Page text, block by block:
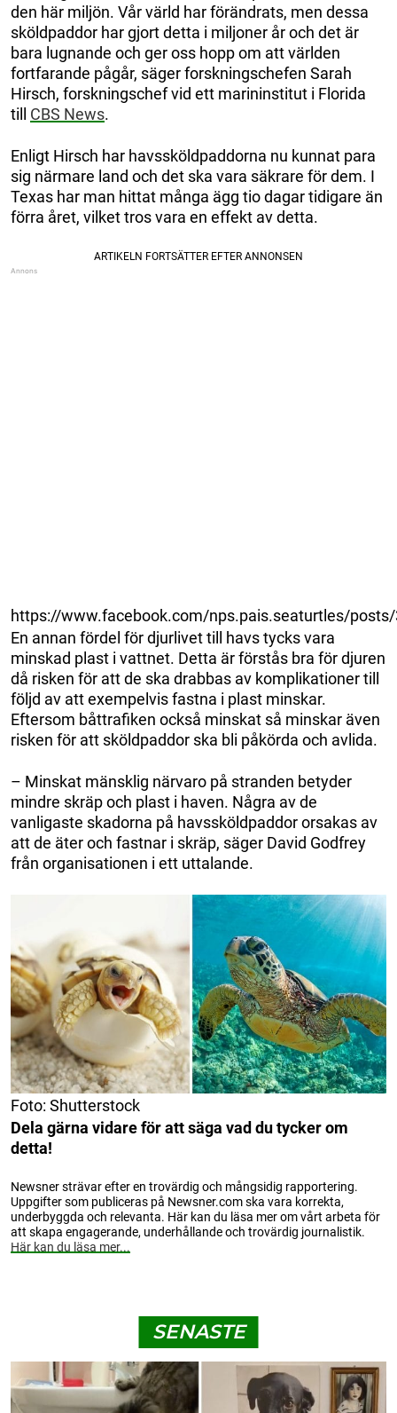
den här miljön. Vår värld har förändrats, men dessa
sköldpaddor har gjort detta i miljoner år och det är
bara lugnande och ger oss hopp om att världen
fortfarande pågår, säger forskningschefen Sarah
Hirsch, forskningschef vid ett marininstitut i Florida
till CBS News.
Enligt Hirsch har havssköldpaddorna nu kunnat para
sig närmare land och det ska vara säkrare för dem. I
Texas har man hittat många ägg tio dagar tidigare än
förra året, vilket tros vara en effekt av detta.
https://www.facebook.com/nps.pais.seaturtles/
En annan fördel för djurlivet till havs tycks vara
minskad plast i vattnet. Detta är förstås bra för djuren
då risken för att de ska drabbas av komplikationer till
följd av att exempelvis fastna i plast minskar.
Eftersom båttrafiken också minskat så minskar även
risken för att sköldpaddor ska bli påkörda och avlida.
– Minskat mänsklig närvaro på stranden betyder
mindre skräp och plast i haven. Några av de
vanligaste skadorna på havssköldpaddor orsakas av
att de äter och fastnar i skräp, säger David Godfrey
från organisationen i ett uttalande.
Foto: Shutterstock
Dela gärna vidare för att säga vad du tycker om
detta!
Newsner strävar efter en trovärdig och mångsidig rapportering.
Uppgifter som publiceras på Newsner.com ska vara korrekta,
underbyggda och relevanta. Här kan du läsa mer om vårt arbeta för
att skapa engagerande, underhållande och trovärdig journalistik.
Här kan du läsa mer...
SENASTE